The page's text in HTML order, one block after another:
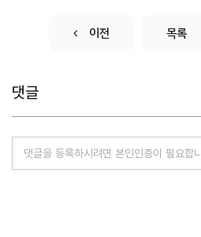
이전 목록
댓글